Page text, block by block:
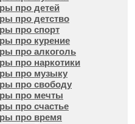
про детей
про детство
про спорт
про курение
про алкоголь
про наркотики
про музыку
про свободу
про мечты
про счастье
про время